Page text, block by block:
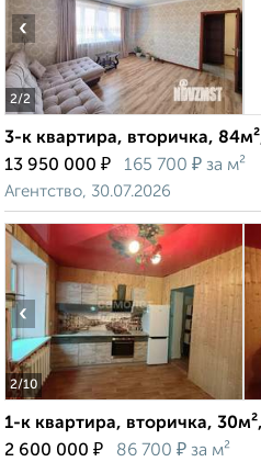
2/2
‹
3-к квартира, вторичка,
13 950 000 ₽ 165 700 ₽ за м²
Агентство, 30.07.2026
2/10
‹
1-к квартира, вторичка,
2 600 000 ₽ 86 700 ₽ за м²